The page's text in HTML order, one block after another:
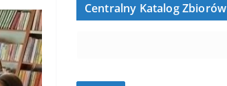
Centralny Katalog Zbiorów